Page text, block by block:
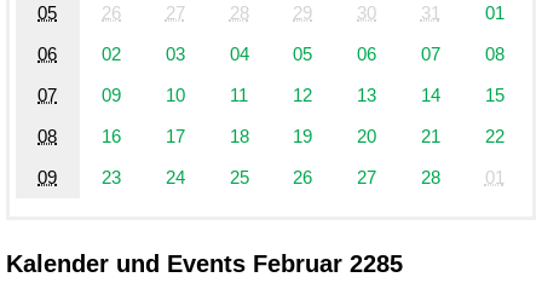
05
26 27 28 29 30 31
01
06
02 03 04 05 06 07
08
07
09 10 11 12 13 14
15
08
16 17 18 19 20 21
22
09
23 24 25 26 27 28 01
Kalender und Events Februar 2285